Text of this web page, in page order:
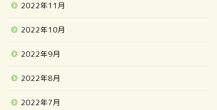
2022年11月
2022年10月
2022年9月
2022年8月
2022年7月